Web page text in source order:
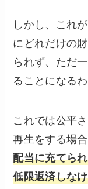
しかし、これ
にどれだけの
られず、ただ
ることになるわ
これでは公平
再生をする場
配当に充てら
低限返済しな